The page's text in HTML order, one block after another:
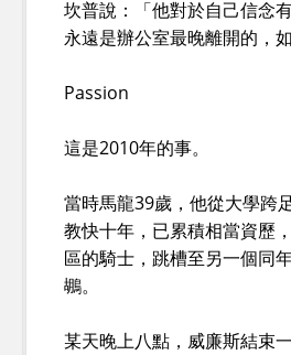
坎普說：「他對於自己信念
永遠是辦公室最晚離開的，
Passion
這是2010年的事。
當時馬龍39歲，他從大學跨
教快十年，已累積相當資歷
區的騎士，跳槽至另一個同
鶘。
某天晚上八點，威廉斯結束